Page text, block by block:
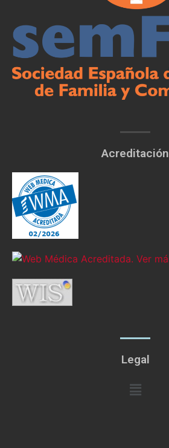
Acreditación
Legal
Menú